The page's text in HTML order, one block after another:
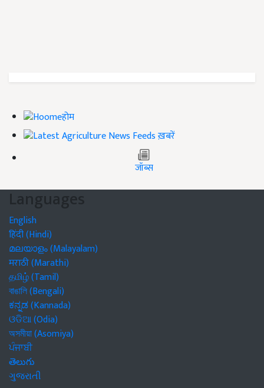
होम
ख़बरें
जॉब्स
Languages
English
हिंदी (Hindi)
മലയാളം (Malayalam)
मराठी (Marathi)
தமிழ் (Tamil)
বাঙালি (Bengali)
ಕನ್ನಡ (Kannada)
ଓଡିଆ (Odia)
অসমীয়া (Asomiya)
ਪੰਜਾਬੀ
తెలుగు
ગુજરાતી